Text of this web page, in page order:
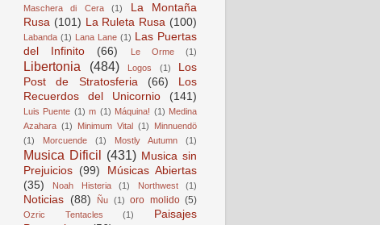
Maschera di Cera
(1)
La Montaña
Rusa (101) La Ruleta Rusa (100)
Labanda (1) Lana Lane (1) Las Puertas
del Infinito
(66) Le Orme (1)
Libertonia (484) Logos (1)
Los
Post de Stratosferia
(66)
Los
Recuerdos del Unicornio
(141)
Luis Puente (1) m (1) Máquina! (1) Medina
Azahara (1) Minimum Vital (1)
Minnuendö
(1)
Morcuende (1) Mostly Autumn (1)
Musica Dificil (431) Musica sin
Prejuicios (99)
Músicas Abiertas
(35)
Noah Histeria (1) Northwest (1)
Noticias (88) Ñu (1) oro molido (5)
Ozric Tentacles (1)
Paisajes